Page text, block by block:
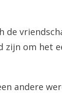
de
zijn om het
andere